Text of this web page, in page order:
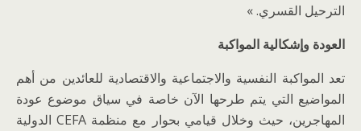
الترحيل القسري. »
العودة وإشكالية المواكبة
تعد المواكبة النفسية والاجتماعية والاقتصادية للعائدين من أهم
المواضيع التي يتم طرحها الآن خاصة في سياق موضوع عودة
المهاجرين، حيث وخلال قيامي بحوار مع منظمة CEFA الدولية